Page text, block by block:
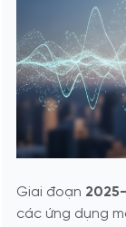
Giai đoạn
các ứng dụng